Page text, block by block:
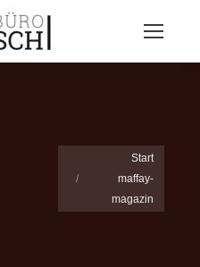
Sie befinden sich hier:
Start
maffay-
magazin